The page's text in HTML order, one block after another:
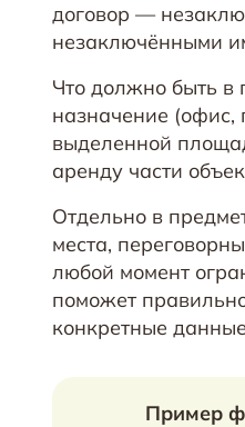
договор —
незаключёнными
Что должно быть в
назначение (офис,
выделенной
аренду части
Отдельно в
места,
любой момент
поможет
конкретные
Пример